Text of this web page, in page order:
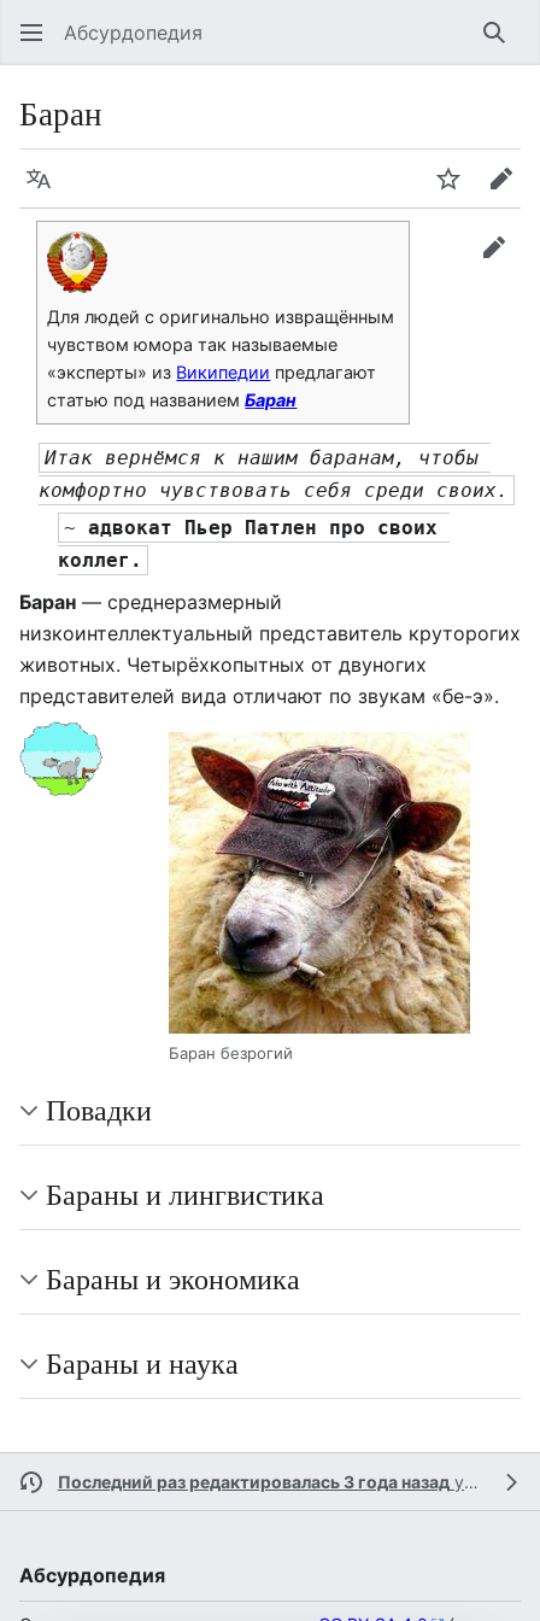
Абсурдопедия
Баран
Язык
Для людей с оригинально извращённым
чувством юмора так называемые
«эксперты» из Википедии предлагают
статью под названиемБаран
Итак вернёмся к нашим баранам, чтобы
комфортно чувствовать себя среди своих.
~ адвокат Пьер Патлен про своих
коллег.
Баран — среднеразмерный
низкоинтеллектуальный представитель круторогих
животных. Четырёхкопытных от двуногих
представителей вида отличают по звукам «бе-э».
Баран безрогий
Повадки
Бараны и лингвистика
Бараны и экономика
Бараны и наука
Последний раз редактировалась 3 года назад участником
Абсурдопедия